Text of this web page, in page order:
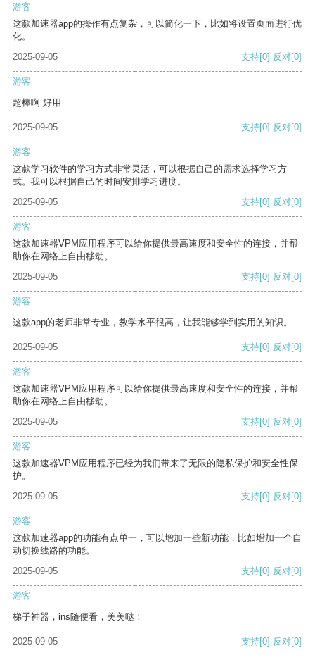
游客
这款加速器app的操作有点复杂，可以简化一下，比如将设置页面进行优
化。
2025-09-05
支持[0] 反对[0]
游客
超棒啊 好用
2025-09-05 支持[0] 反对[0]
游客
这款学习软件的学习方式非常灵活，可以根据自己的需求选择学习方
式。我可以根据自己的时间安排学习进度。
2025-09-05
支持[0] 反对[0]
游客
这款加速器VPM应用程序可以给你提供最高速度和安全性的连接，并帮
助你在网络上自由移动。
2025-09-05
支持[0] 反对[0]
游客
这款app的老师非常专业，教学水平很高，让我能够学到实用的知识。
2025-09-05 支持[0] 反对[0]
游客
这款加速器VPM应用程序可以给你提供最高速度和安全性的连接，并帮
助你在网络上自由移动。
2025-09-05
支持[0] 反对[0]
游客
这款加速器VPM应用程序已经为我们带来了无限的隐私保护和安全性保
护。
2025-09-05
支持[0] 反对[0]
游客
这款加速器app的功能有点单一，可以增加一些新功能，比如增加一个自
动切换线路的功能。
2025-09-05
支持[0] 反对[0]
游客
梯子神器，ins随便看，美美哒！
2025-09-05 支持[0] 反对[0]